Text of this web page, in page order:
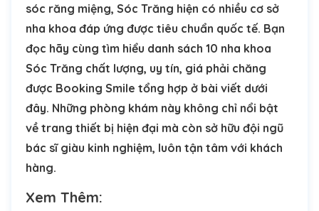
sóc răng miệng, Sóc Trăng hiện có nhiều cơ sở
nha khoa đáp ứng được tiêu chuẩn quốc tế. Bạn
đọc hãy cùng tìm hiểu danh sách 10 nha khoa
Sóc Trăng chất lượng, uy tín, giá phải chăng
được Booking Smile tổng hợp ở bài viết dưới
đây. Những phòng khám này không chỉ nổi bật
về trang thiết bị hiện đại mà còn sở hữu đội ngũ
bác sĩ giàu kinh nghiệm, luôn tận tâm với khách
hàng.
Xem Thêm: